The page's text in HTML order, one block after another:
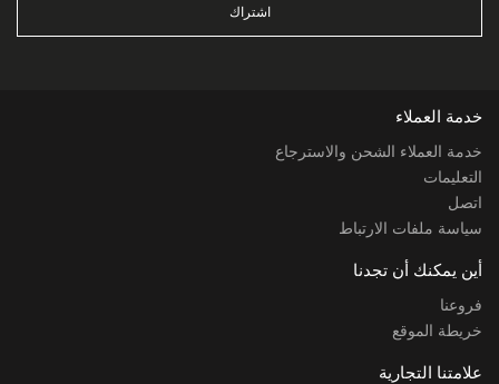
اشتراك
خدمة العملاء
خدمة العملاء الشحن والاسترجاع
التعليمات
اتصل
سياسة ملفات الارتباط
أين يمكنك أن تجدنا
فروعنا
خريطة الموقع
علامتنا التجارية